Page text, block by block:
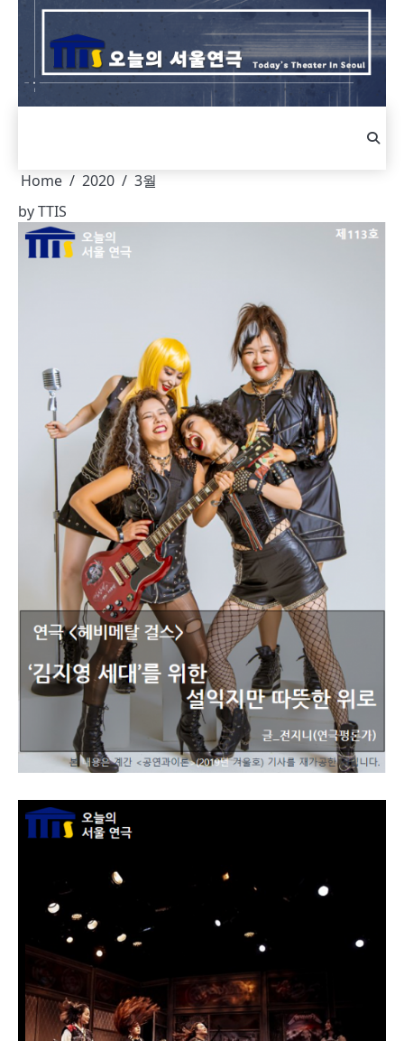
Skip
content
Home 2020
3월
byTTIS